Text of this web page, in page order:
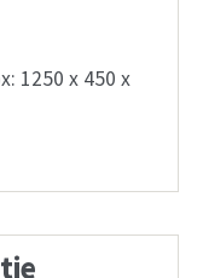
1250 x 450 x